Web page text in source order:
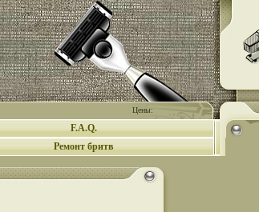
Цены:
F.A.Q.
Ремонт бритв